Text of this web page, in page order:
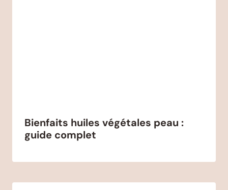
Bienfaits huiles végétales peau :
guide complet